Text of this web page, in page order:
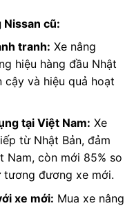
Nissan cũ:
tranh: Xe nâng
hiệu hàng đầu Nhật
cậy và hiệu quả hoạt
tại Việt Nam: Xe
từ Nhật Bản, đảm
Nam, còn mới 85% so
đương xe mới.
xe mới: Mua xe nâng